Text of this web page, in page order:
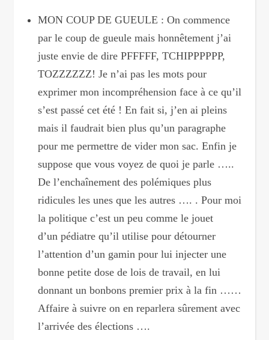
MON COUP DE GUEULE : On commence
par le coup de gueule mais honnêtement j’ai
juste envie de dire PFFFFF, TCHIPPPPPP,
TOZZZZZZ! Je n’ai pas les mots pour
exprimer mon incompréhension face à ce qu’il
s’est passé cet été ! En fait si, j’en ai pleins
mais il faudrait bien plus qu’un paragraphe
pour me permettre de vider mon sac. Enfin je
suppose que vous voyez de quoi je parle …..
De l’enchaînement des polémiques plus
ridicules les unes que les autres …. . Pour moi
la politique c’est un peu comme le jouet
d’un pédiatre qu’il utilise pour détourner
l’attention d’un gamin pour lui injecter une
bonne petite dose de lois de travail, en lui
donnant un bonbons premier prix à la fin ……
Affaire à suivre on en reparlera sûrement avec
l’arrivée des élections ….